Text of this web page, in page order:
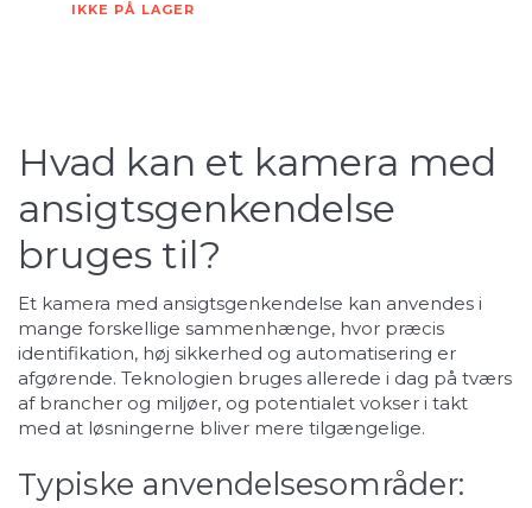
IKKE PÅ LAGER
Hvad kan et kamera med
ansigtsgenkendelse
bruges til?
Et kamera med ansigtsgenkendelse kan anvendes i
mange forskellige sammenhænge, hvor præcis
identifikation, høj sikkerhed og automatisering er
afgørende. Teknologien bruges allerede i dag på tværs
af brancher og miljøer, og potentialet vokser i takt
med at løsningerne bliver mere tilgængelige.
Typiske anvendelsesområder: